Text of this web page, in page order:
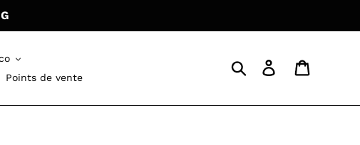
Points de vente
RechercherSe connecter